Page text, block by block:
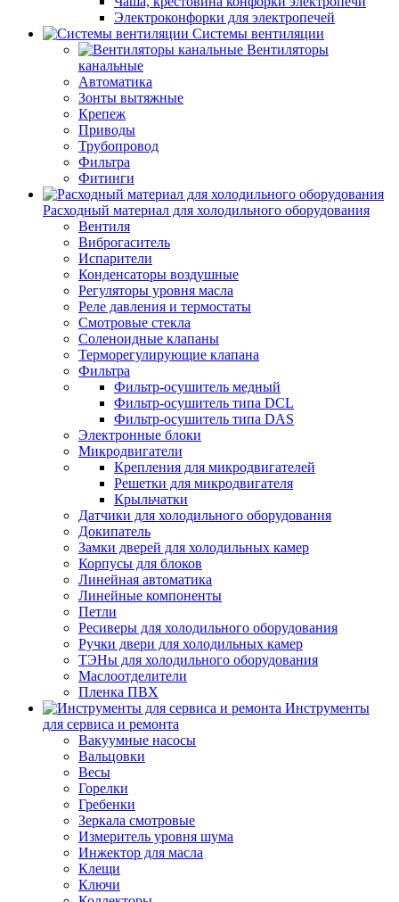
Электроконфорки для электропечей
Системы вентиляции
Вентиляторы
канальные
Автоматика
Зонты вытяжные
Крепеж
Приводы
Трубопровод
Фильтра
Фитинги
Расходный материал для холодильного оборудования
Вентиля
Виброгаситель
Испарители
Конденсаторы воздушные
Регуляторы уровня масла
Реле давления и термостаты
Смотровые стекла
Соленоидные клапаны
Терморегулирующие клапана
Фильтра
Фильтр-осушитель медный
Фильтр-осушитель типа DCL
Фильтр-осушитель типа DAS
Электронные блоки
Микродвигатели
Крепления для микродвигателей
Решетки для микродвигателя
Крыльчатки
Датчики для холодильного оборудования
Докипатель
Замки дверей для холодильных камер
Корпусы для блоков
Линейная автоматика
Линейные компоненты
Петли
Ресиверы для холодильного оборудования
Ручки двери для холодильных камер
ТЭНы для холодильного оборудования
Маслоотделители
Пленка ПВХ
Инструменты
для сервиса и ремонта
Вакуумные насосы
Вальцовки
Весы
Горелки
Гребенки
Зеркала смотровые
Измеритель уровня шума
Инжектор для масла
Клещи
Ключи